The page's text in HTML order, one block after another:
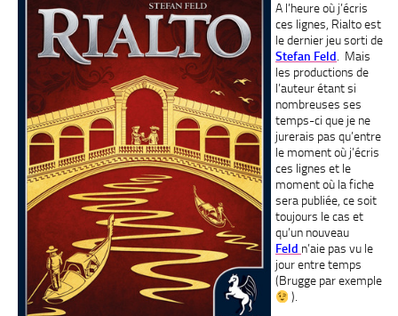
A l’heure où j’écris
ces lignes, Rialto est
le dernier jeu sorti de
Stefan Feld. Mais
les productions de
l’auteur étant si
nombreuses ses
temps-ci que je ne
jurerais pas qu’entre
le moment où j’écris
ces lignes et le
moment où la fiche
sera publiée, ce soit
toujours le cas et
qu’un nouveau
Feld n’aie pas vu le
jour entre temps
(Brugge par exemple
).